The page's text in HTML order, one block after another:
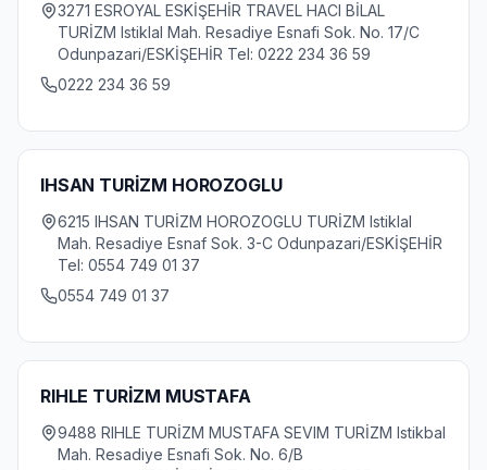
3271 ESROYAL ESKİŞEHİR TRAVEL HACI BİLAL
TURİZM Istiklal Mah. Resadiye Esnafi Sok. No. 17/C
Odunpazari/ESKİŞEHİR Tel: 0222 234 36 59
0222 234 36 59
IHSAN TURİZM HOROZOGLU
6215 IHSAN TURİZM HOROZOGLU TURİZM Istiklal
Mah. Resadiye Esnaf Sok. 3-C Odunpazari/ESKİŞEHİR
Tel: 0554 749 01 37
0554 749 01 37
RIHLE TURİZM MUSTAFA
9488 RIHLE TURİZM MUSTAFA SEVIM TURİZM Istikbal
Mah. Resadiye Esnafi Sok. No. 6/B